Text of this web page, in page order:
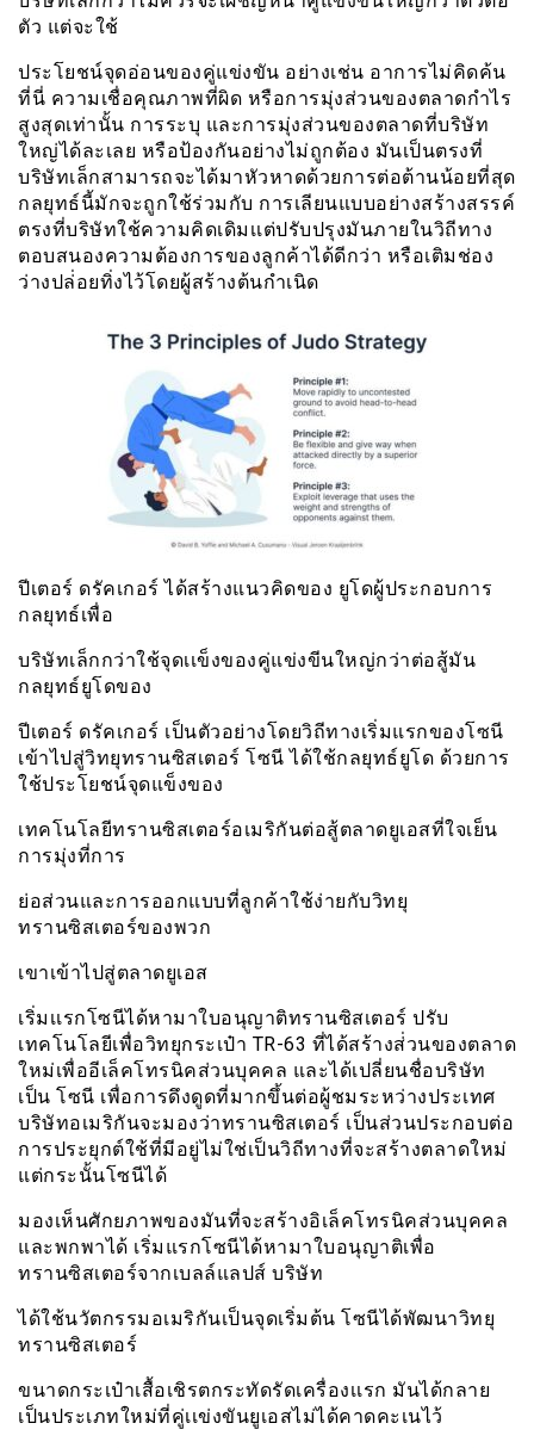
ตัว แต่จะใช้
ประโยชน์จุดอ่อนของคู่แข่งขัน อย่างเช่น อาการไม่คิดค้น
ที่นี่ ความเชื่อคุณภาพที่ผิด หรือการมุ่งส่วนของตลาดกำไร
สูงสุดเท่านั้น การระบุ และการมุ่งส่วนของตลาดที่บริษัท
ใหญ่ได้ละเลย หรือป้องกันอย่างไม่ถูกต้อง มันเป็นตรงที่
บริษัทเล็กสามารถจะได้มาหัวหาดด้วยการต่อต้านน้อยที่สุด
กลยุทธ์นี้มักจะถูกใช้ร่วมกับ การเลียนแบบอย่างสร้างสรรค์
ตรงที่บริษัทใช้ความคิดเดิมเเต่ปรับปรุงมันภายในวิถีทาง
ตอบสนองความต้องการของลูกค้าได้ดีกว่า หรือเติมช่อง
ว่างปล่่อยทิ่งไว้โดยผู้สร้างต้นกำเนิด
ปีเตอร์ ดรัคเกอร์ ได้สร้างแนวคิดของ ยูโดผู้ประกอบการ
กลยุทธ์เพื่อ
บริษัทเล็กกว่าใช้จุดเเข็งของคู่แข่งขีนใหญ่กว่าต่อสู้มัน
กลยุทธ์ยูโดของ
ปีเตอร์ ดรัคเกอร์ เป็นตัวอย่างโดยวิถีทางเริ่มแรกของโซนี
เข้าไปสู่วิทยุทรานซิสเตอร์ โซนี ได้ใช้กลยุทธ์ยูโด ด้วยการ
ใช้ประโยชน์จุดแข็งของ
เทคโนโลยีทรานซิสเตอร์อเมริกันต่อสู้ตลาดยูเอสที่ใจเย็น
การมุ่งที่การ
ย่อส่วนและการออกแบบที่ลูกค้าใช้ง่ายกับวิทยุ
ทรานซิสเตอร์ของพวก
เขาเข้าไปสู่ตลาดยูเอส
เริ่มเเรกโซนีได้หามาใบอนุญาติทรานซิสเตอร์ ปรับ
เทคโนโลยีเพื่อวิทยุกระเป๋า TR-63 ที่ได้สร้างส่่วนของตลาด
ใหม่เพื่ออีเล็คโทรนิคส่วนบุคคล และได้เปลี่ยนชื่อบริษัท
เป็น โซนี เพื่อการดึงดูดที่มากขึ้นต่อผู้ชมระหว่างประเทศ
บริษัทอเมริกันจะมองว่าทรานซิสเตอร์ เป็นส่วนประกอบต่อ
การประยุกต์ใช้ที่มีอยู่ไม่ใช่เป็นวิถีทางที่จะสร้างตลาดใหม่
แต่กระนั้นโซนีได้
มองเห็นศักยภาพของมันที่จะสร้างอิเล็คโทรนิคส่วนบุคคล
และพกพาได้ เริ่มแรกโซนีได้หามาใบอนุญาติเพื่อ
ทรานซิสเตอร์จากเบลล์แลปส์ บริษัท
ได้ใช้นวัตกรรมอเมริกันเป็นจุดเริ่มต้น โซนีได้พัฒนาวิทยุ
ทรานซิสเตอร์
ขนาดกระเป๋าเสื้อเชิรตกระทัดรัดเครื่องเเรก มันได้กลาย
เป็นประเภทใหม่ที่คู่เเข่งขันยูเอสไม่ได้คาดคะเนไว้